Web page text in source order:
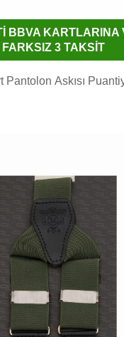
BBVA KARTLARINA
FARKSIZ 3 TAKSİT
Pantolon Askısı